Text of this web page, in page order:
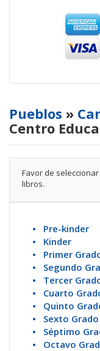
Pueblos »
Centro
Favor de
libros.
• Pre-kinder
• Kinder
• Primer
• Segundo
• Tercer
• Cuarto
• Quinto
• Sexto Grado
• Séptimo
• Octavo